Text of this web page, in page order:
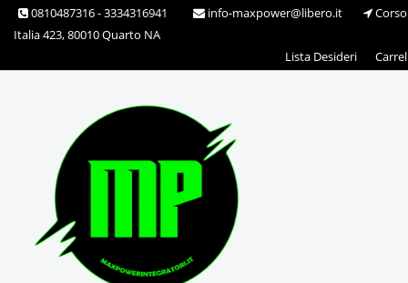
Skip 0810487316 - 3334316941 info-maxpower@libero.it
Corso
Italia 423, 80010 Quarto NA
Lista Desideri